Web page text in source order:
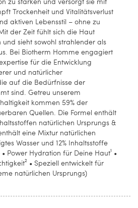
Trockenheit und Vitalitätsverlust
aktiven Lebensstil – ohne zu
der Zeit fühlt sich die Haut
sieht sowohl strahlender als
Bei Biotherm Homme engagiert
für die Entwicklung
und natürlicher
auf die Bedürfnisse der
sind. Getreu unserem
kommen 59% der
Quellen. Die Formel enthält
natürlichen Ursprungs &
eine Mixtur natürlichen
Wasser und 12% Inhaltsstoffe
Power Hydration für Deine Haut¹ •
• Speziell entwickelt für
natürlichen Ursprungs)